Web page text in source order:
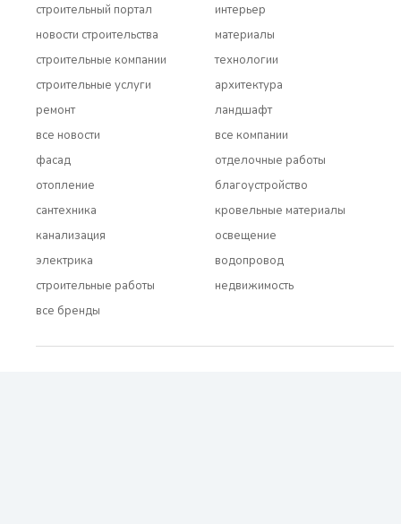
строительный портал
новости строительства
строительные компании
строительные услуги
ремонт
все новости
интерьер
материалы
технологии
архитектура
ландшафт
все компании
фасад
отопление
сантехника
канализация
электрика
строительные работы
все бренды
отделочные работы
благоустройство
кровельные материалы
освещение
водопровод
недвижимость